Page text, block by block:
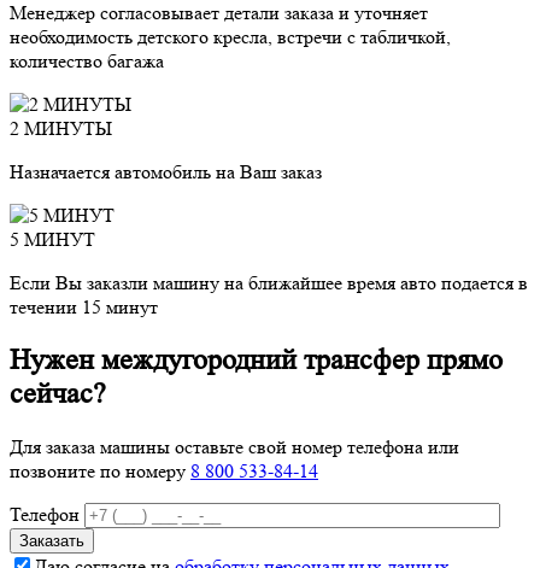
Менеджер согласовывает детали заказа и уточняет
необходимость детского кресла, встречи с табличкой,
количество багажа
2 МИНУТЫ
Назначается автомобиль на Ваш заказ
5 МИНУТ
Если Вы заказли машину на ближайшее время авто подается в
течении 15 минут
Нужен междугородний трансфер прямо
сейчас?
Для заказа машины оставьте свой номер телефона или
позвоните по номеру 8 800 533-84-14
Телефон